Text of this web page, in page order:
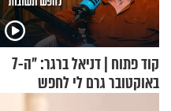
קוד פתוח | דניאל ברגר: "ה-7
באוקטובר גרם לי לחפש